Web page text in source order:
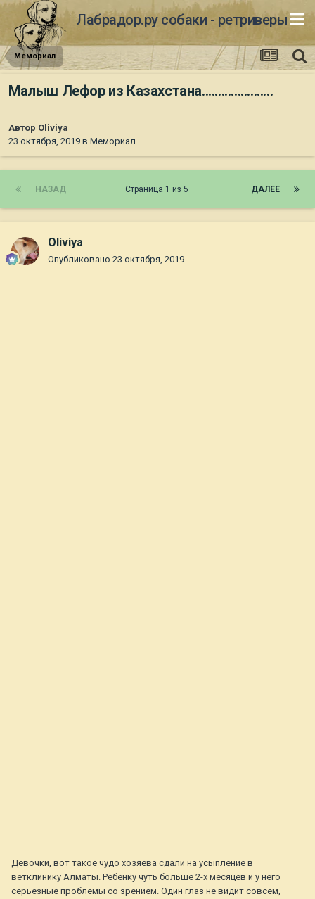
Лабрадор.ру собаки - ретриверы
Мемориал
Малыш Лефор из Казахстана......................
Автор Oliviya
23 октября, 2019 в Мемориал
НАЗАД ДАЛЕЕ
Страница 1 из 5
Oliviya
Опубликовано 23 октября, 2019
Девочки, вот такое чудо хозяева сдали на усыпление в
ветклинику Алматы. Ребенку чуть больше 2-х месяцев и у него
серьезные проблемы со зрением. Один глаз не видит совсем,